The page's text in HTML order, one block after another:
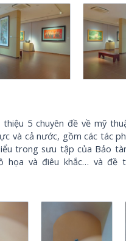
5 chuyên đề về mỹ
và cả nước, gồm các tác
trong sưu tập của Bảo
họa và điêu khắc… và đề